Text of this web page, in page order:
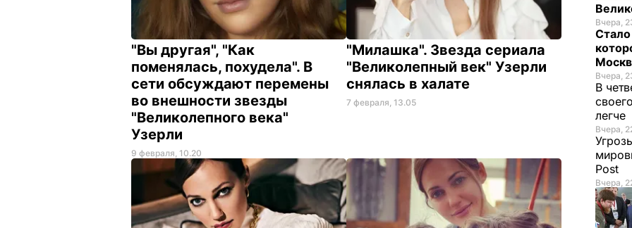
"Вы другая", "Как
поменялась, похудела". В
сети обсуждают перемены
во внешности звезды
"Великолепного века"
Узерли
9 февраля, 10.20
"Милашка". Звезда сериала
"Великолепный век" Узерли
снялась в халате
7 февраля, 13.05
Вчера,
Стало
Вчера,
В
легче
Вчера,
Post
Вчера,